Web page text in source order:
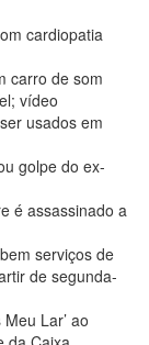
cardiopatia
carro de som
vídeo
usados em
golpe do ex-
é assassinado a
serviços de
de segunda-
Lar’ ao